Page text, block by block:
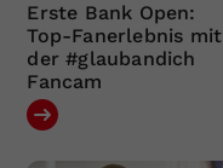
Erste Bank Open:
Top-Fanerlebnis mit
der #glaubandich
Fancam